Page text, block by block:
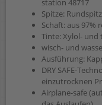
station 48717
Spitze:
Schaft: aus 97%
Tinte: Xylol- und
wisch- und
Ausführung:
DRY SAFE-
einzutrocknen
Airplane-safe